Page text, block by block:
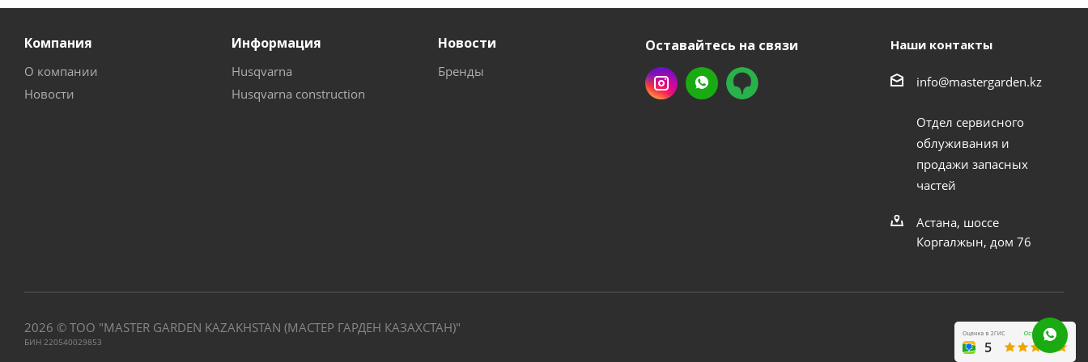
Компания
О компании
Новости
Информация
Husqvarna
Husqvarna construction
Новости
Бренды
Оставайтесь на связи Наши контакты
info@mastergarden.kz
Отдел сервисного
облуживания и
продажи запасных
частей
Астана, шоссе
Коргалжын, дом 76
2026 © ТОО "MASTER GARDEN KAZAKHSTAN (МАСТЕР ГАРДЕН КАЗАХСТАН)"
БИН 220540029853